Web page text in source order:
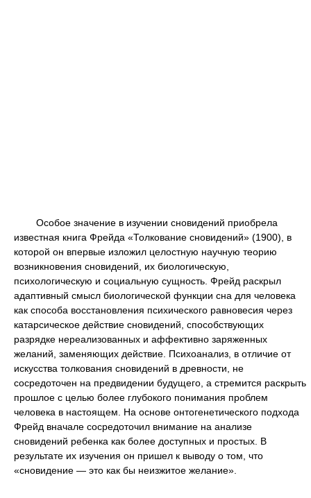
Особое значение в изучении сновидений приобрела
известная книга Фрейда «Толкование сновидений» (1900), в
которой он впервые изложил целостную научную теорию
возникновения сновидений, их биологическую,
психологическую и социальную сущность. Фрейд раскрыл
адаптивный смысл биологической функции сна для человека
как способа восстановления психического равновесия через
катарсическое действие сновидений, способствующих
разрядке нереализованных и аффективно заряженных
желаний, заменяющих действие. Психоанализ, в отличие от
искусства толкования сновидений в древности, не
сосредоточен на предвидении будущего, а стремится раскрыть
прошлое с целью более глубокого понимания проблем
человека в настоящем. На основе онтогенетического подхода
Фрейд вначале сосредоточил внимание на анализе
сновидений ребенка как более доступных и простых. В
результате их изучения он пришел к выводу о том, что
«сновидение — это как бы неизжитое желание».